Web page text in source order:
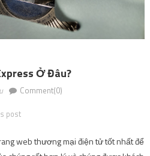
Ở Đâu?
Comment(0)
post
web thương mại điện tử tốt nhất để